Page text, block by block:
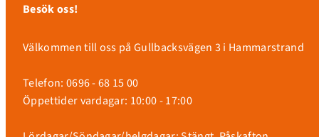
Besök oss!
Välkommen till oss på Gullbacksvägen 3 i Hammarstrand
Telefon: 0696 - 68 15 00
Öppettider vardagar: 10:00 - 17:00